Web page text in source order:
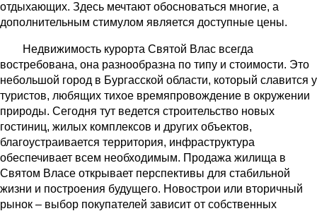
отдыхающих. Здесь мечтают обосноваться многие, а
дополнительным стимулом является доступные цены.
Недвижимость курорта Святой Влас всегда
востребована, она разнообразна по типу и стоимости. Это
небольшой город в Бургасской области, который славится у
туристов, любящих тихое времяпровождение в окружении
природы. Сегодня тут ведется строительство новых
гостиниц, жилых комплексов и других объектов,
благоустраивается территория, инфраструктура
обеспечивает всем необходимым. Продажа жилища в
Святом Власе открывает перспективы для стабильной
жизни и построения будущего. Новострои или вторичный
рынок – выбор покупателей зависит от собственных